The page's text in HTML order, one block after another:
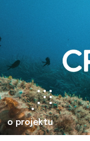
o projektu